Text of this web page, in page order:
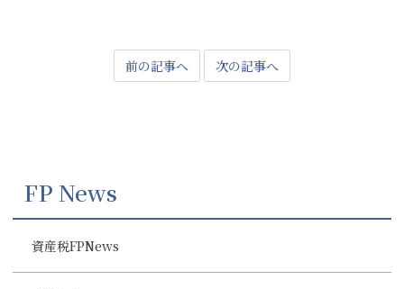
前の記事へ 次の記事へ
FP News
資産税FPNews